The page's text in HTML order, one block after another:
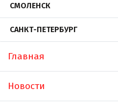
СМОЛЕНСК
САНКТ-ПЕТЕРБУРГ
Главная
Новости